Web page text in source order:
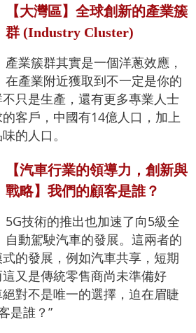
【大灣區】全球創新的產業簇
群 (Industry Cluster)
產業簇群其實是一個洋蔥效應，
在產業附近獲取到不一定是你的
只是生產，還有更多專業人士
客戶，中國有14億人口，加上
的人口。
【汽車行業的領導力，創新與
戰略】我們的顧客是誰？
5G技術的推出也加速了向5級全
自動駕駛汽車的發展。這兩者的
的發展，例如汽車共享，短期
又是傳統零售商尚未準備好
對不是唯一的選擇，迫在眉睫
是誰？”